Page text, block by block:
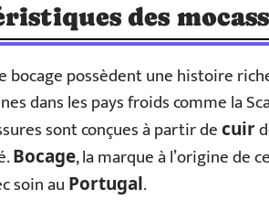
des
bocage possèdent une histoire
dans les pays froids comme la
sont conçues à partir decuir
Bocage, la marque à l’origine de
soin au Portugal.